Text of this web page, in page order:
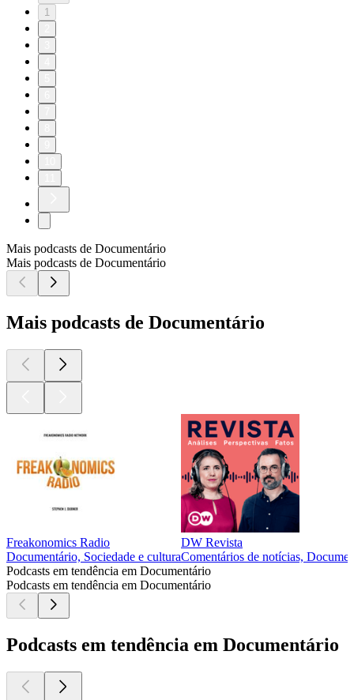
1
Mais podcasts de Documentário
Mais podcasts de Documentário
Mais podcasts de Documentário
Freakonomics Radio
Documentário, Sociedade e cultura
DW Revista
Comentários de notícias,
Podcasts em tendência em Documentário
Podcasts em tendência em Documentário
Podcasts em tendência em Documentário